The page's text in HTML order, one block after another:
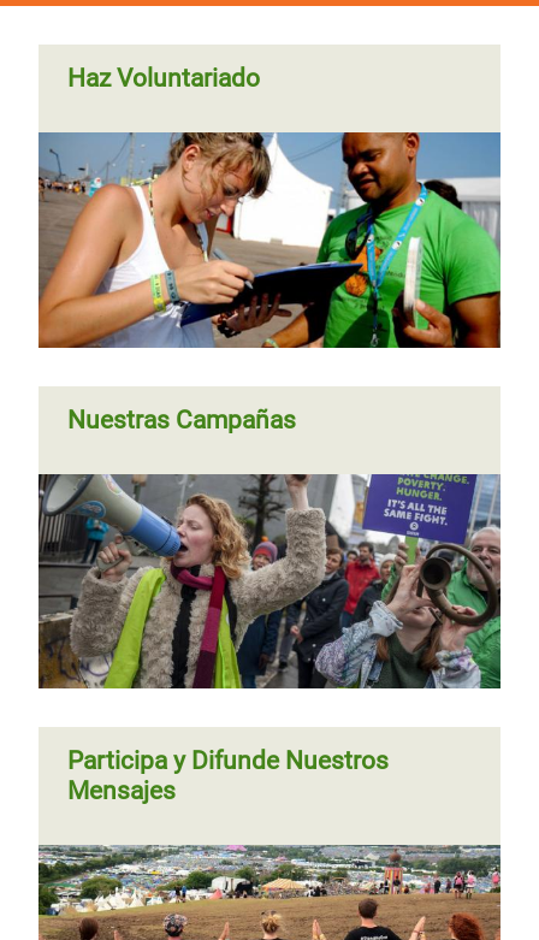
Haz Voluntariado
Nuestras Campañas
Participa y Difunde Nuestros
Mensajes